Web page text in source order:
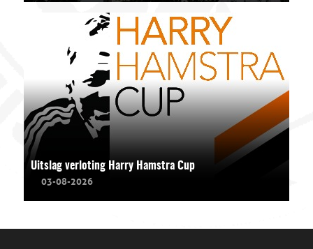
Uitslag verloting Harry Hamstra Cup
03-08-2026